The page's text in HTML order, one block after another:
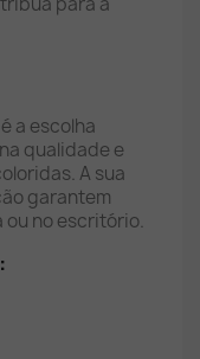
a escolha
qualidade e
A sua
garantem
no escritório.